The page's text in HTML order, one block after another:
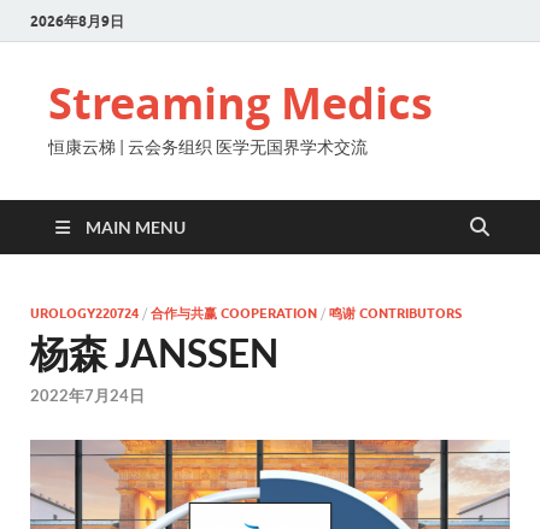
2026年8月9日
Streaming Medics
恒康云梯 | 云会务组织 医学无国界学术交流
MAIN MENU
UROLOGY220724 / 合作与共赢 COOPERATION / 鸣谢 CONTRIBUTORS
杨森 JANSSEN
2022年7月24日